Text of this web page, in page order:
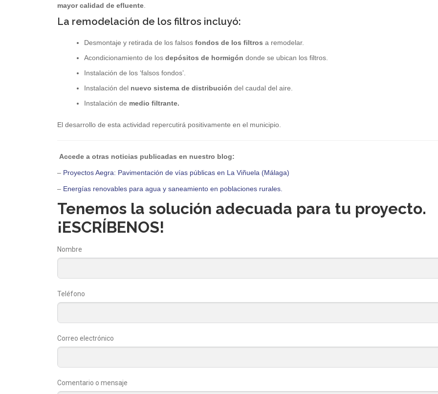
mayor calidad de efluente
La remodelación de los filtros incluyó:
Desmontaje y retirada de los falsos fondos de los filtros a remodelar.
Acondicionamiento de los depósitos de hormigón donde se ubican los filtros.
Instalación de los ‘falsos fondos’.
Instalación del nuevo sistema de distribución del caudal del aire.
Instalación de medio filtrante.
El desarrollo de esta actividad repercutirá positivamente en el municipio.
Accede a otras noticias publicadas en nuestro blog:
– Proyectos Aegra: Pavimentación de vías públicas en La Viñuela (Málaga)
– Energías renovables para agua y saneamiento en poblaciones rurales.
Tenemos la solución adecuada para tu proyecto.
¡ESCRÍBENOS!
Nombre
Teléfono
Correo electrónico
Comentario o mensaje